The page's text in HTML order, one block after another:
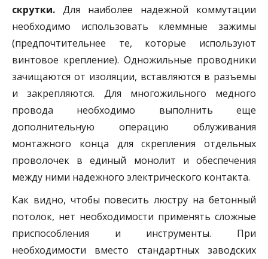
скрутки. Для наиболее надежной коммутации
необходимо использовать клеммные зажимы
(предпочтительнее те, которые используют
винтовое крепление). Одножильные проводники
зачищаются от изоляции, вставляются в разъемы
и закрепляются. Для многожильного медного
провода необходимо выполнить еще
дополнительную операцию облуживания
монтажного конца для скрепления отдельных
проволочек в единый монолит и обеспечения
между ними надежного электрического контакта.
Как видно, чтобы повесить люстру на бетонный
потолок, нет необходимости применять сложные
приспособления и инструменты. При
необходимости вместо стандартных заводских